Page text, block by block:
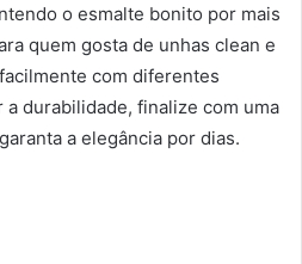
o esmalte bonito por mais
quem gosta de unhas clean e
com diferentes
durabilidade, finalize com uma
a elegância por dias.